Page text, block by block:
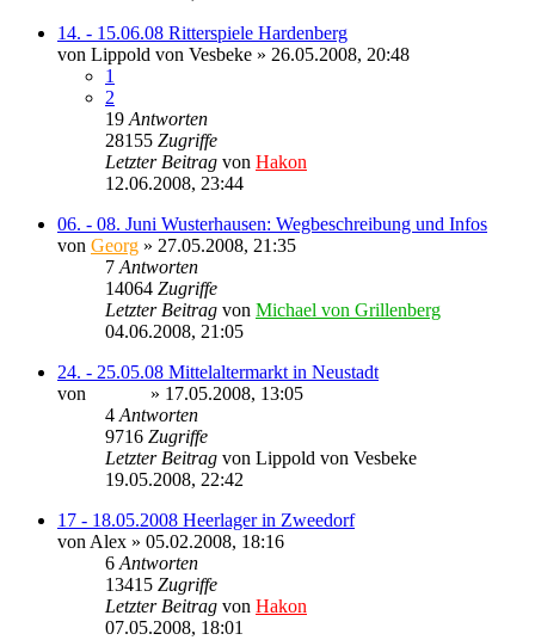
14. - 15.06.08 Ritterspiele Hardenberg
von Lippold von Vesbeke » 26.05.2008, 20:48
1
2
19Antworten
28155 Zugriffe
Letzter Beitrag von Hakon
12.06.2008, 23:44
06. - 08. Juni Wusterhausen: Wegbeschreibung und Infos
von Georg » 27.05.2008, 21:35
7Antworten
14064 Zugriffe
Letzter Beitrag von Michael von Grillenberg
04.06.2008, 21:05
24. - 25.05.08 Mittelaltermarkt in Neustadt
von
» 17.05.2008, 13:05
4Antworten
9716 Zugriffe
Letzter Beitrag von Lippold von Vesbeke
19.05.2008, 22:42
17 - 18.05.2008 Heerlager in Zweedorf
vonAlex » 05.02.2008, 18:16
6Antworten
13415 Zugriffe
Letzter Beitrag von Hakon
07.05.2008, 18:01